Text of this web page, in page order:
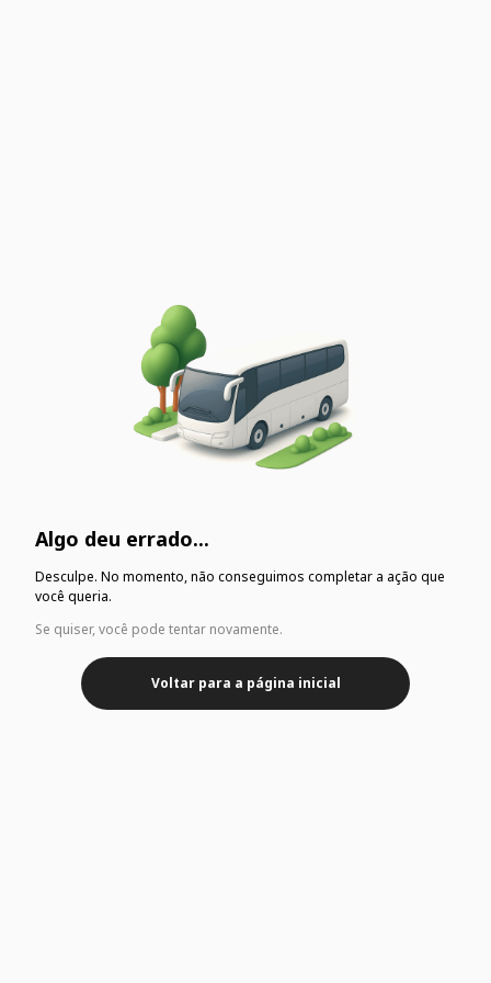
Algo deu errado...
Desculpe. No momento, não conseguimos completar a ação que
você queria.
Se quiser, você pode tentar novamente.
Voltar para a página inicial